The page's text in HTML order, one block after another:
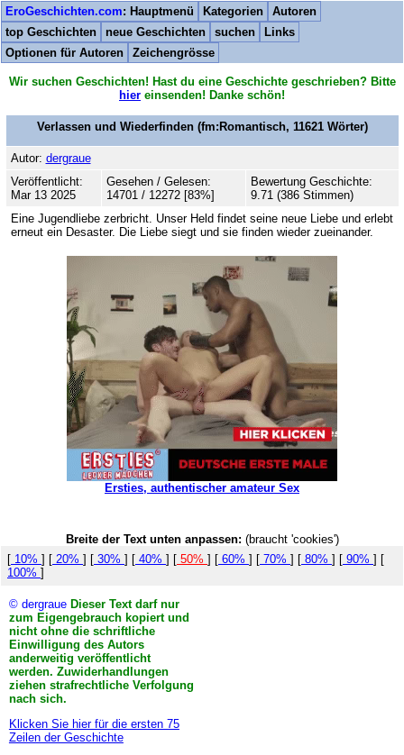
EroGeschichten.com: Hauptmenü Kategorien
Autoren
top Geschichten
neue Geschichten suchen
Links
Optionen für Autoren
Zeichengrösse
Wir suchen Geschichten! Hast du eine Geschichte geschrieben? Bitte
hier einsenden! Danke schön!
Verlassen und Wiederfinden(fm:Romantisch, 11621Wörter)
Autor: dergraue
Veröffentlicht:
Mar 13 2025
Gesehen / Gelesen:
14701 / 12272 [83%]
Bewertung Geschichte:
9.71 (386 Stimmen)
Eine Jugendliebe zerbricht. Unser Held findet seine neue Liebe und erlebt
erneut ein Desaster. Die Liebe siegt und sie finden wieder zueinander.
Ersties, authentischer amateur Sex
Breite der Text unten anpassen: (braucht 'cookies')
[ 10% ] [ 20% ] [ 30% ] [ 40% ] [ 50% ] [ 60% ] [ 70% ] [ 80% ] [ 90% ] [
100% ]
© dergraue Dieser Text darf nur
zum Eigengebrauch kopiert und
nicht ohne die schriftliche
Einwilligung des Autors
anderweitig veröffentlicht
werden. Zuwiderhandlungen
ziehen strafrechtliche Verfolgung
nach sich.
Klicken Sie hier für die ersten 75
Zeilen der Geschichte